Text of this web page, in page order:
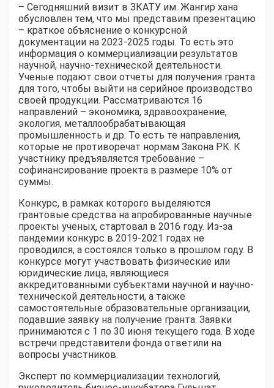
– Сегодняшний визит в ЗКАТУ им. Жангир хана
обусловлен тем, что мы представим презентацию
– краткое объяснение о конкурсной
документации на 2023-2025 годы. То есть это
информация о коммерциализации результатов
научной, научно-технической деятельности.
Ученые подают свои отчеты для получения гранта
для того, чтобы выйти на серийное производство
своей продукции. Рассматриваются 16
направлений – экономика, здравоохранение,
экология, металлообрабатывающая
промышленность и др. То есть те направления,
которые не противоречат нормам Закона РК. К
участнику предъявляется требование –
софинансирование проекта в размере 10% от
суммы.
Конкурс, в рамках которого выделяются
грантовые средства на апробированные научные
проекты ученых, стартовал в 2016 году. Из-за
пандемии конкурс в 2019-2021 годах не
проводился, а состоялся только в прошлом году. В
конкурсе могут участвовать физические или
юридические лица, являющиеся
аккредитованными субъектами научной и научно-
технической деятельности, а также
самостоятельные образовательные организации,
подавшие заявку на получение гранта. Заявки
принимаются с 1 по 30 июня текущего года. В ходе
встречи представители фонда ответили на
вопросы участников.
Эксперт по коммерциализации технологий,